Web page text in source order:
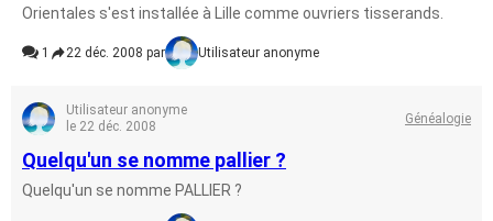
Orientales s'est installée à Lille comme ouvriers tisserands.
1 22 déc. 2008 par Utilisateur anonyme
Utilisateur anonyme
le 22 déc. 2008
Généalogie
Quelqu'un se nomme pallier ?
Quelqu'un se nomme PALLIER ?